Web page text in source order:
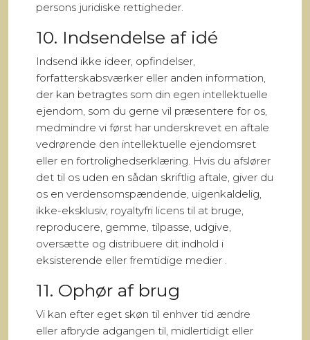
persons juridiske rettigheder.
10. Indsendelse af idé
Indsend ikke ideer, opfindelser,
forfatterskabsværker eller anden information,
der kan betragtes som din egen intellektuelle
ejendom, som du gerne vil præsentere for os,
medmindre vi først har underskrevet en aftale
vedrørende den intellektuelle ejendomsret
eller en fortrolighedserklæring. Hvis du afslører
det til os uden en sådan skriftlig aftale, giver du
os en verdensomspændende, uigenkaldelig,
ikke-eksklusiv, royaltyfri licens til at bruge,
reproducere, gemme, tilpasse, udgive,
oversætte og distribuere dit indhold i
eksisterende eller fremtidige medier .
11. Ophør af brug
Vi kan efter eget skøn til enhver tid ændre
eller afbryde adgangen til, midlertidigt eller